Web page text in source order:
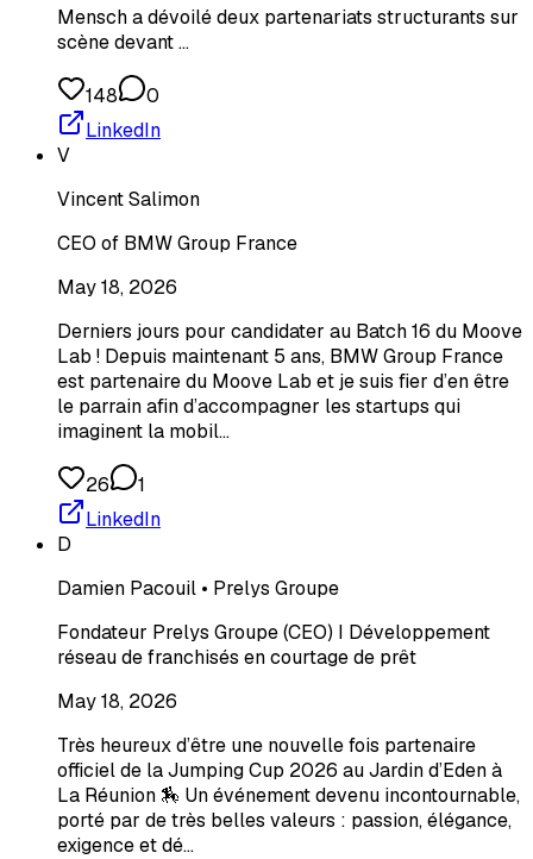
Mensch a dévoilé deux partenariats structurants sur
scène devant …
148
0
LinkedIn
V
Vincent Salimon
CEO of BMW Group France
May 18, 2026
Derniers jours pour candidater au Batch 16 du Moove
Lab ! Depuis maintenant 5 ans, BMW Group France
est partenaire du Moove Lab et je suis fier d’en être
le parrain afin d’accompagner les startups qui
imaginent la mobil…
26
1
LinkedIn
D
Damien Pacouil • Prelys Groupe
Fondateur Prelys Groupe (CEO) I Développement
réseau de franchisés en courtage de prêt
May 18, 2026
Très heureux d’être une nouvelle fois partenaire
officiel de la Jumping Cup 2026 au Jardin d’Eden à
La Réunion 🏇 Un événement devenu incontournable,
porté par de très belles valeurs : passion, élégance,
exigence et dé…